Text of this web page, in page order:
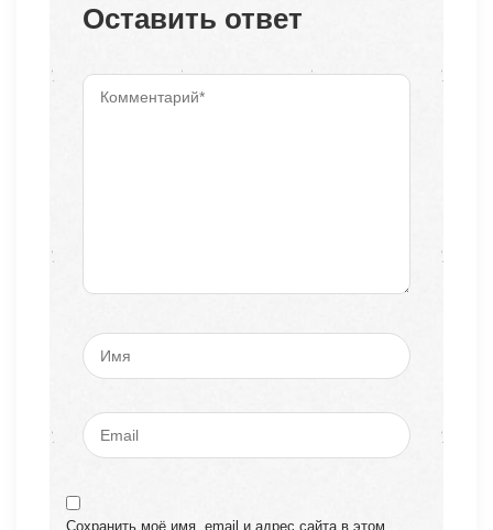
Оставить ответ
Сохранить моё имя, email и адрес сайта в этом